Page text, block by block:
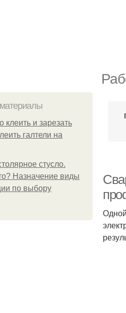
клеить и зарезать
галтели на
стусло.
Назначение виды
по выбору